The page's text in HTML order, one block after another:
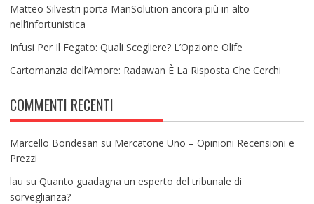
Matteo Silvestri porta ManSolution ancora più in alto
nell’infortunistica
Infusi Per Il Fegato: Quali Scegliere? L’Opzione Olife
Cartomanzia dell’Amore: Radawan È La Risposta Che Cerchi
COMMENTI RECENTI
Marcello Bondesan su Mercatone Uno – Opinioni Recensioni e
Prezzi
lau su Quanto guadagna un esperto del tribunale di
sorveglianza?